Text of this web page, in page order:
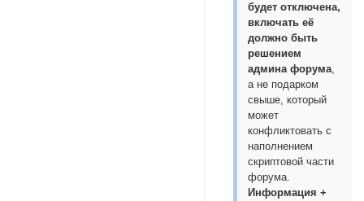
будет отключена,
включать её
должно быть
решением
админа форума,
а не подарком
свыше, который
может
конфликтовать с
наполнением
скриптовой части
форума.
Информация +